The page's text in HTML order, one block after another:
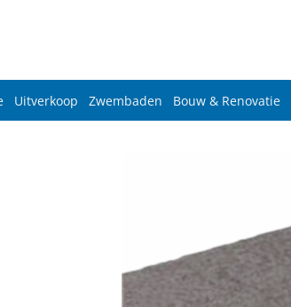
Uitverkoop Zwembaden Bouw & Renovatie